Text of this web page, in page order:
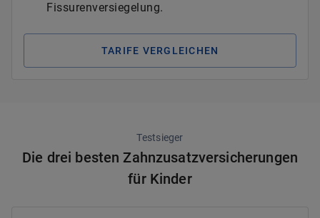
Fissurenversiegelung.
TARIFE VERGLEICHEN
Testsieger
Die drei besten Zahnzusatzversicherungen
für Kinder